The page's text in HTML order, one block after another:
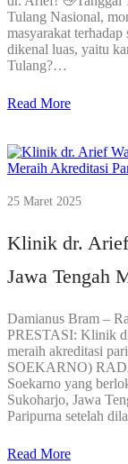
Tulang Nasional,
masyarakat
dikenal luas, yaitu
Tulang?…
Read More
25 Maret 2025
Klinik dr. Arief
Jawa Tengah
Damianus Bram –
PRESTASI: Klinik
meraih akreditasi
SOEKARNO)
Soekarno yang
Sukoharjo, Jawa
Paripurna setelah
Read More